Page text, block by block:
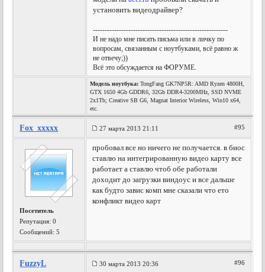
установить видеодрайвер?
---------------------------------------------------------
И не надо мне писать письма или в личку по
вопросам, связанным с ноутбуками, всё равно ж
не отвечу;))
Всё это обсуждается на ФОРУМЕ.
Модель ноутбука: TongFang GK7NP5R: AMD Ryzen 4800H,
GTX 1650 4Gb GDDR6, 32Gb DDR4-3200MHz, SSD NVME
2x1Tb; Creative SB G6, Magnat Interior Wireless, Win10 x64,
etc.
Fox_xxxxx 27 марта 2013 21:11 #95
Посетитель
Репутация:0
Сообщений: 5
пробовал все но ничего не получается. в биос
ставлю на интегрированную видео карту все
работает а ставлю чтоб обе работали
доходит до загрузки виндоус и все дальше
как будто завис комп мне сказали что ето
конфликт видео карт
FuzzyL 30 марта 2013 20:36 #96